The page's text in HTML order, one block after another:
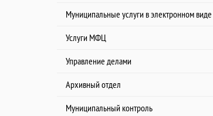
Муниципальные услуги в электронном виде
Услуги МФЦ
Управление делами
Архивный отдел
Муниципальный контроль